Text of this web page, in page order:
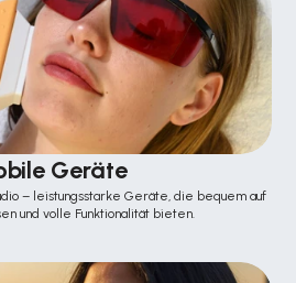
Geräte
– leistungsstarke Geräte, die bequem auf
und volle Funktionalität bieten.